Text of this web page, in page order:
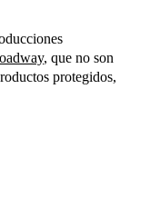
, que no son
protegidos,